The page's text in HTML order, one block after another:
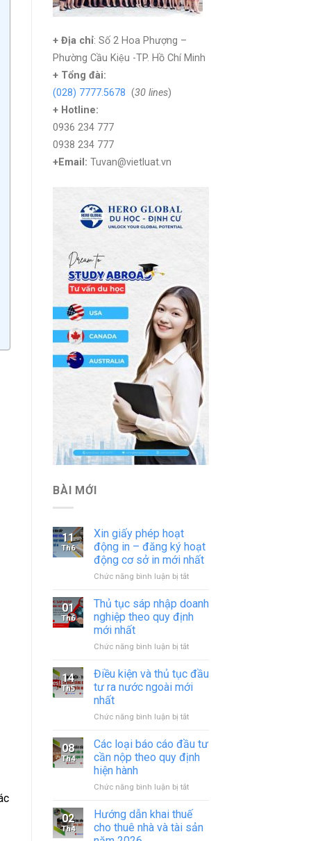
+ Địa chỉ: Số 2 Hoa Phượng –
Phường Cầu Kiệu -TP. Hồ Chí Minh
+ Tổng đài:
(028) 7777.5678 (30 lines)
+ Hotline:
0936 234 777
0938 234 777
+Email: Tuvan@vietluat.vn
BÀI MỚI
11
Th6
Xin giấy phép hoạt
động in – đăng ký hoạt
động cơ sở in mới nhất
Chức năng bình luận bị tắtở
giấy
phép
hoạt
in
đăng
ký
hoạt
cơ
in
mới
01
Th6
Thủ tục sáp nhập doanh
nghiệp theo quy định
mới nhất
Chức năng bình luận bị tắtở
tục
sáp
nhập
nghiệp
quy
định
mới
14
Th5
Điều kiện và thủ tục đầu
tư ra nước ngoài mới
nhất
Chức năng bình luận bị tắtở
kiện
và
thủ
đầu
ra
nước
ngoài
08
Th4
Các loại báo cáo đầu tư
cần nộp theo quy định
hiện hành
Chức năng bình luận bị tắtở
loại
báo
cáo
02
Th4
Hướng dẫn khai thuế
cho thuê nhà và tài sản